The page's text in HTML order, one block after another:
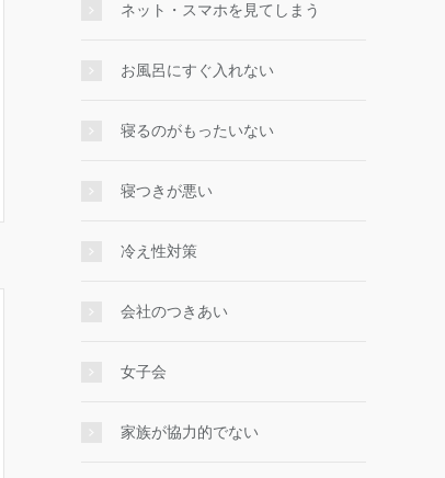
ネット・スマホを見てしまう
お風呂にすぐ入れない
寝るのがもったいない
寝つきが悪い
冷え性対策
会社のつきあい
女子会
家族が協力的でない